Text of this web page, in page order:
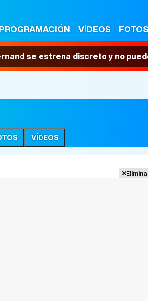
VÍDEOS FOTOS
se estrena discreto y no
VÍDEOS